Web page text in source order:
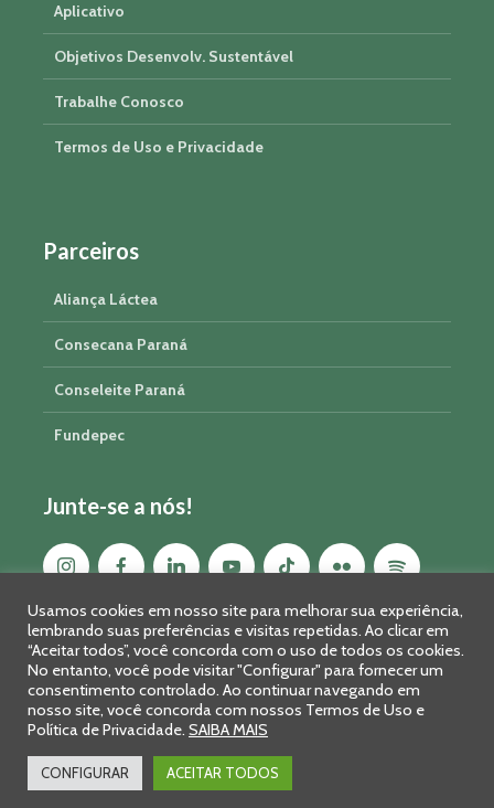
Aplicativo
Objetivos Desenvolv. Sustentável
Trabalhe Conosco
Termos de Uso e Privacidade
Parceiros
Aliança Láctea
Consecana Paraná
Conseleite Paraná
Fundepec
Junte-se a nós!
Sistema FAEP/SENAR-PR © 2026 · R. Marechal Deodoro, 450, 14º
0401 - Fax: 41 3323-2124
Usamos cookies em nosso site para melhorar sua experiência,
lembrando suas preferências e visitas repetidas. Ao clicar em
“Aceitar todos”, você concorda com o uso de todos os cookies.
No entanto, você pode visitar "Configurar" para fornecer um
consentimento controlado. Ao continuar navegando em
nosso site, você concorda com nossos Termos de Uso e
Política de Privacidade. SAIBA MAIS
CONFIGURAR ACEITAR TODOS